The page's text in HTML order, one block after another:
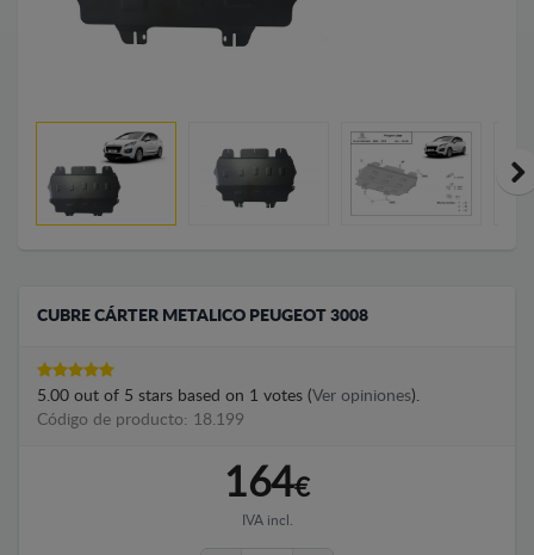
CUBRE CÁRTER METALICO PEUGEOT 3008
5.00 out of 5 stars based on 1 votes (Ver opiniones).
Código de producto: 18.199
164€
IVA incl.